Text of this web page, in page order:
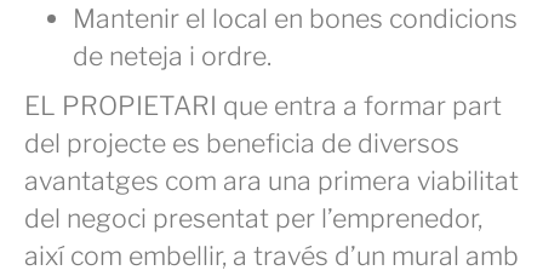
Mantenir el local en bones condicions
de neteja i ordre.
EL PROPIETARI que entra a formar part
del projecte es beneficia de diversos
avantatges com ara una primera viabilitat
del negoci presentat per l’emprenedor,
així com embellir, a través d’un mural amb